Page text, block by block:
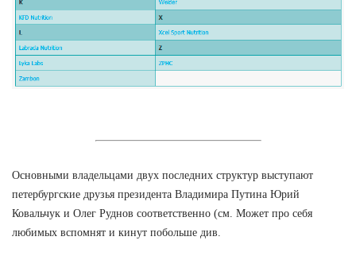
Основными владельцами двух последних структур выступают
петербургские друзья президента Владимира Путина Юрий
Ковальчук и Олег Руднов соответственно (см. Может про себя
любимых вспомнят и кинут побольше див.